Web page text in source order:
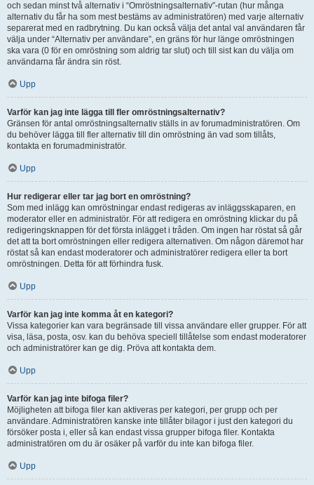
och sedan minst två alternativ i “Omröstningsalternativ”-rutan (hur många
alternativ du får ha som mest bestäms av administratören) med varje alternativ
separerat med en radbrytning. Du kan också välja det antal val användaren får
välja under “Alternativ per användare”, en gräns för hur länge omröstningen
ska vara (0 för en omröstning som aldrig tar slut) och till sist kan du välja om
användarna får ändra sin röst.
Upp
Varför kan jag inte lägga till fler omröstningsalternativ?
Gränsen för antal omröstningsalternativ ställs in av forumadministratören. Om
du behöver lägga till fler alternativ till din omröstning än vad som tillåts,
kontakta en forumadministratör.
Upp
Hur redigerar eller tar jag bort en omröstning?
Som med inlägg kan omröstningar endast redigeras av inläggsskaparen, en
moderator eller en administratör. För att redigera en omröstning klickar du på
redigeringsknappen för det första inlägget i tråden. Om ingen har röstat så går
det att ta bort omröstningen eller redigera alternativen. Om någon däremot har
röstat så kan endast moderatorer och administratörer redigera eller ta bort
omröstningen. Detta för att förhindra fusk.
Upp
Varför kan jag inte komma åt en kategori?
Vissa kategorier kan vara begränsade till vissa användare eller grupper. För att
visa, läsa, posta, osv. kan du behöva speciell tillåtelse som endast moderatorer
och administratörer kan ge dig. Pröva att kontakta dem.
Upp
Varför kan jag inte bifoga filer?
Möjligheten att bifoga filer kan aktiveras per kategori, per grupp och per
användare. Administratören kanske inte tillåter bilagor i just den kategori du
försöker posta i, eller så kan endast vissa grupper bifoga filer. Kontakta
administratören om du är osäker på varför du inte kan bifoga filer.
Upp